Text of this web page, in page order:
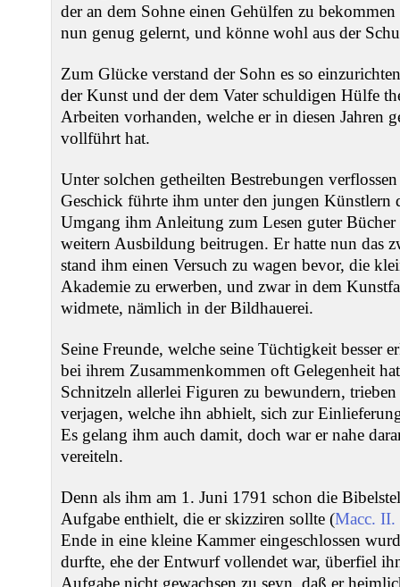
der an dem Sohne einen Gehülfen zu
nun genug gelernt, und könne wohl aus der
Zum Glücke verstand der Sohn es so
der Kunst und der dem Vater schuldigen Hülfe
Arbeiten vorhanden, welche er in diesen Jahren
vollführt hat.
Unter solchen getheilten Bestrebungen
Geschick führte ihm unter den jungen Künstlern
Umgang ihm Anleitung zum Lesen guter Bücher
weitern Ausbildung beitrugen. Er hatte nun das
stand ihm einen Versuch zu wagen bevor, die
Akademie zu erwerben, und zwar in dem
widmete, nämlich in der Bildhauerei.
Seine Freunde, welche seine Tüchtigkeit besser
bei ihrem Zusammenkommen oft Gelegenheit
Schnitzeln allerlei Figuren zu bewundern,
verjagen, welche ihn abhielt, sich zur
Es gelang ihm auch damit, doch war er nahe
vereiteln.
Denn als ihm am 1. Juni 1791 schon die
Aufgabe enthielt, die er skizziren sollte (Macc.
Ende in eine kleine Kammer eingeschlossen
durfte, ehe der Entwurf vollendet war, überfiel
Aufgabe nicht gewachsen zu seyn, daß er